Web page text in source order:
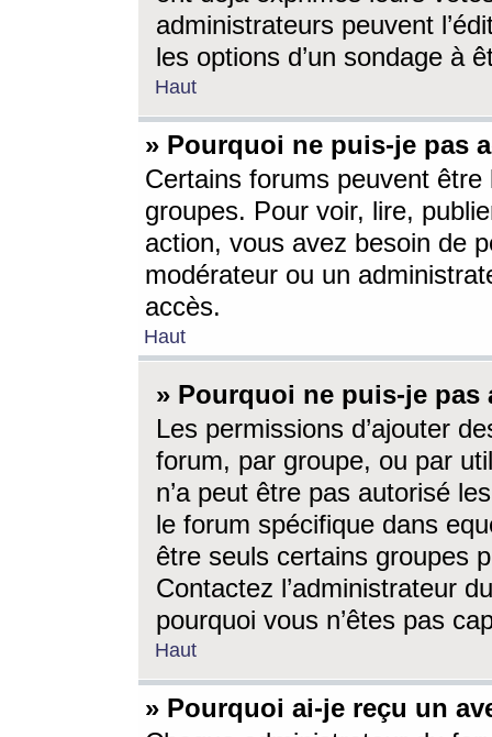
administrateurs peuvent
les options d’un sondage à
Haut
» Pourquoi ne puis-je pas
Certains forums peuvent être
groupes. Pour voir, lire,
action, vous avez besoin de
modérateur ou un
accès.
Haut
» Pourquoi ne puis-je
Les permissions d’ajouter
forum, par groupe, ou par
n’a peut être pas autorisé
le forum spécifique dans
être seuls certains groupes
Contactez l’administrateur
pourquoi vous n’êtes pas
Haut
» Pourquoi ai-je reçu un